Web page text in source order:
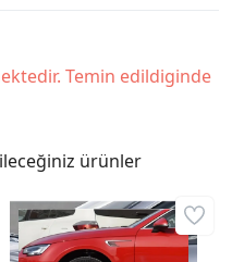
Temin edildiginde
ürünler